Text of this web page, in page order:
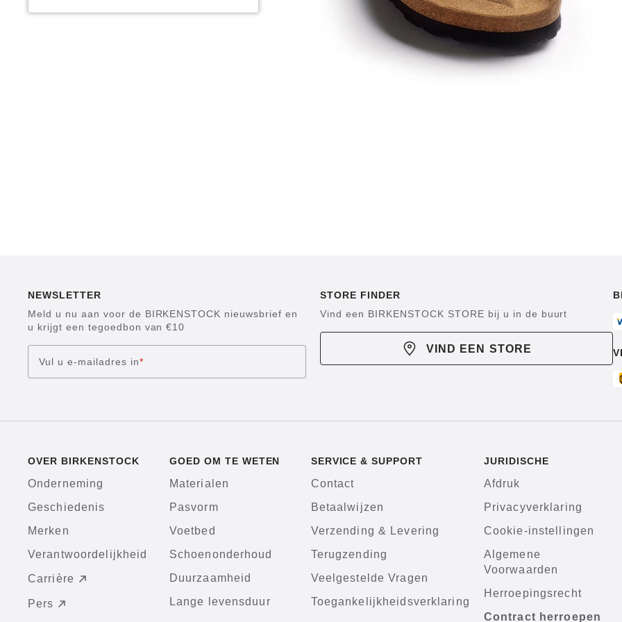
NEWSLETTER
Meld u nu aan voor de BIRKENSTOCK nieuwsbrief en
u krijgt een tegoedbon van €10
Vul u e-mailadres in*
STORE FINDER
Vind een BIRKENSTOCK STORE bij u in de buurt
VIND EEN STORE
OVER BIRKENSTOCK
Onderneming
Geschiedenis
Merken
Verantwoordelijkheid
Carrière
Pers
GOED OM TE WETEN
Materialen
Pasvorm
Voetbed
Schoenonderhoud
Duurzaamheid
Lange levensduur
SERVICE & SUPPORT
Contact
Betaalwijzen
Verzending & Levering
Terugzending
Veelgestelde Vragen
Toegankelijkheidsverklaring
JURIDISCHE
Afdruk
Privacyverklaring
Cookie-instellingen
Algemene
Voorwaarden
Herroepingsrecht
Contract herroepen